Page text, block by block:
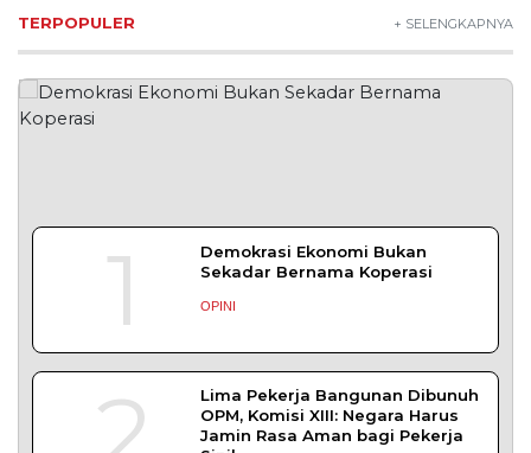
TERPOPULER + SELENGKAPNYA
1
Demokrasi Ekonomi Bukan
Sekadar Bernama Koperasi
OPINI
Lima Pekerja Bangunan Dibunuh
OPM, Komisi XIII: Negara Harus
Jamin Rasa Aman bagi Pekerja